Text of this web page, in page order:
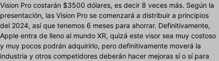
Vision Pro costarán $3500 dólares, es decir 8 veces más. Según la
presentación, las Vision Pro se comenzará a distribuir a principios
del 2024, así que tenemos 6 meses para ahorrar. Definitivamente,
Apple entra de lleno al mundo XR, quizá este visor sea muy costoso
y muy pocos podrán adquirirlo, pero definitivamente moverá la
industria y otros competidores deberán hacer mejoras sí o sí para